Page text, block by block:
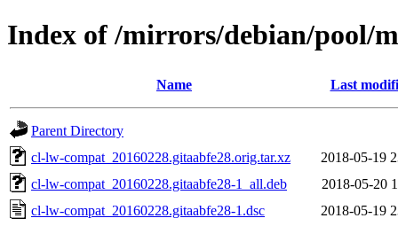
Index of /mirrors/debian/pool/
Name Last
Parent Directory
cl-lw-compat_20160228.gitaabfe28.orig.tar.xz
2018-05-19
cl-lw-compat_20160228.gitaabfe28-1_all.deb
2018-05-20
cl-lw-compat_20160228.gitaabfe28-1.dsc
2018-05-19